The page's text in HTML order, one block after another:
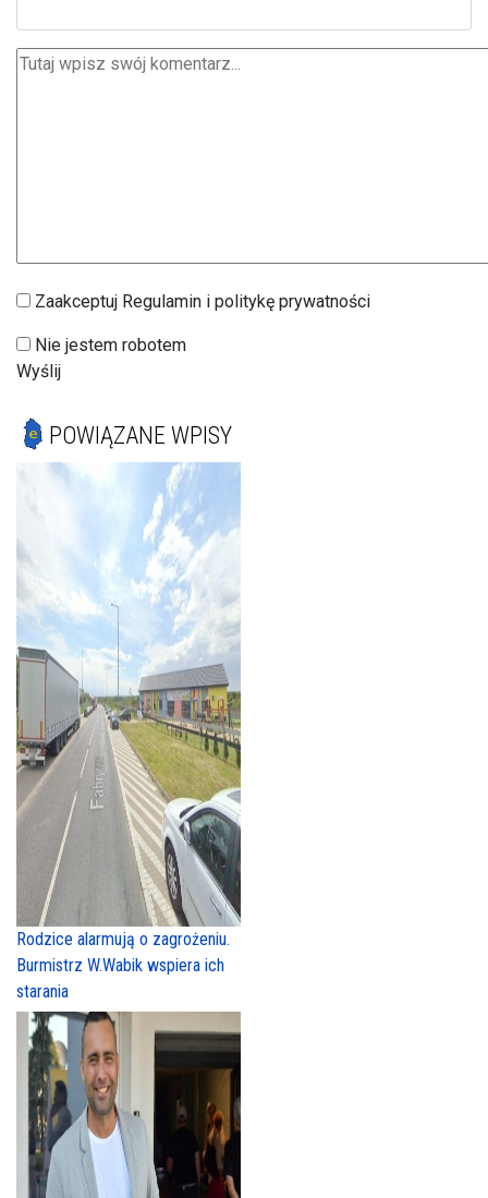
Zaakceptuj Regulamin i politykę prywatności
Nie jestem robotem
Wyślij
POWIĄZANE WPISY
Rodzice alarmują o zagrożeniu.
Burmistrz W.Wabik wspiera ich
starania